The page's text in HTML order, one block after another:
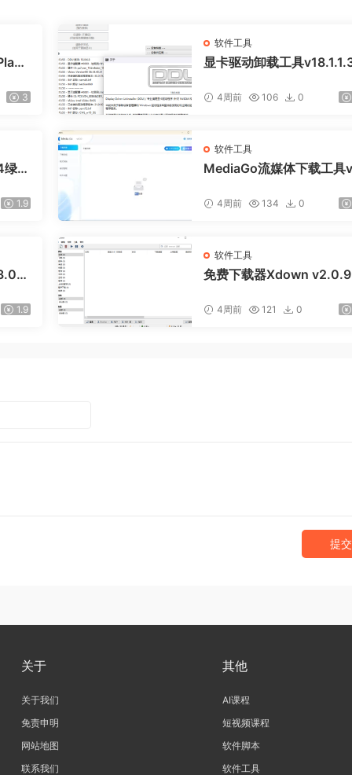
3
软件工具
显卡驱动卸载工具
4周前 106 0
色
1.9
软件工具
MediaGo流媒体下载工具
4周前 134 0
绿
1.9
软件工具
免费下载器Xdown
4周前 121 0
提交
关于
关于我们
免责申明
网站地图
联系我们
其他
AI课程
短视频课程
软件脚本
软件工具